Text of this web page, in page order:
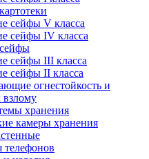
сейфы V класса
сейфы IV класса
сейфы III класса
сейфы II класса
огнестойкость и
взлому
хранения
камеры хранения